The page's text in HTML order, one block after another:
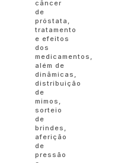
câncer
de
próstata,
tratamento
e efeitos
dos
medicamentos,
além de
dinâmicas,
distribuição
de
mimos,
sorteio
de
brindes,
aferição
de
pressão